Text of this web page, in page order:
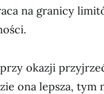
na granicy
okazji
ona lepsza, tym